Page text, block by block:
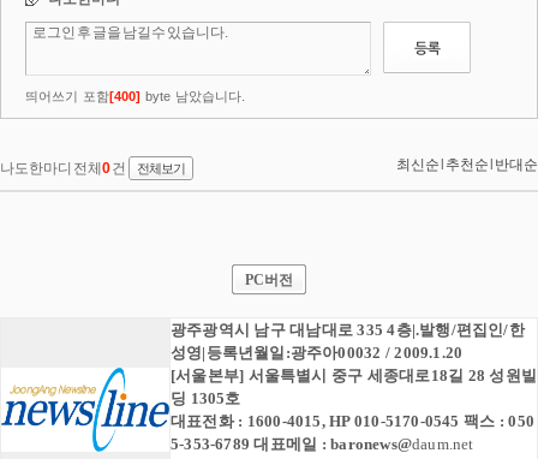
PC버전
광주광역시 남구 대남대로 335 4층|.발행/편집인/한
성영|등록년월일:광주아00032 / 2009.1.20
[서울본부] 서울특별시 중구 세종대로18길 28 성원빌
딩 1305호
대표전화 : 1600-4015, HP 010-5170-0545 팩스 : 050
5-353-6789 대표메일 :baronews@daum.net